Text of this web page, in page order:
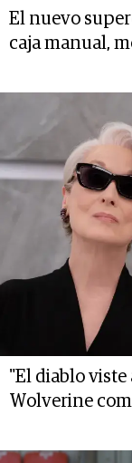
El nuevo
caja manual,
"El diablo viste
Wolverine